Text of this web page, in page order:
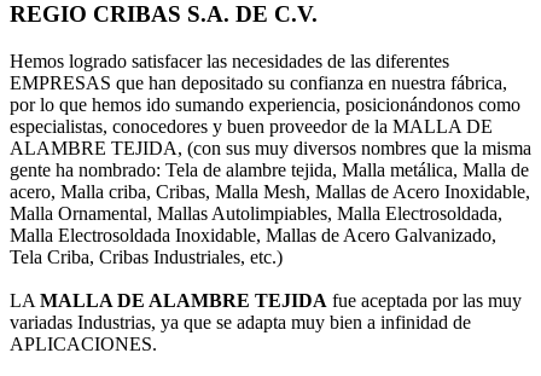
REGIO CRIBAS S.A. DE C.V.
Hemos logrado satisfacer las necesidades de las diferentes
EMPRESAS que han depositado su confianza en nuestra fábrica,
por lo que hemos ido sumando experiencia, posicionándonos como
especialistas, conocedores y buen proveedor de la MALLA DE
ALAMBRE TEJIDA, (con sus muy diversos nombres que la misma
gente ha nombrado: Tela de alambre tejida, Malla metálica, Malla de
acero, Malla criba, Cribas, Malla Mesh, Mallas de Acero Inoxidable,
Malla Ornamental, Mallas Autolimpiables, Malla Electrosoldada,
Malla Electrosoldada Inoxidable, Mallas de Acero Galvanizado,
Tela Criba, Cribas Industriales, etc.)
LA MALLA DE ALAMBRE TEJIDA fue aceptada por las muy
variadas Industrias, ya que se adapta muy bien a infinidad de
APLICACIONES.